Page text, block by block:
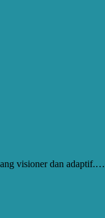
visioner dan adaptif.…